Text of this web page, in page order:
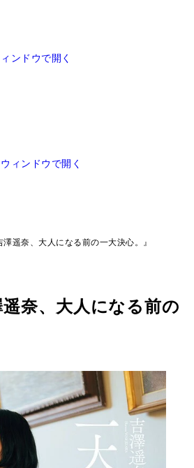
ンドウで開く
ィンドウで開く
遥奈、大人になる前の一大決心。』
奈、大人になる前の